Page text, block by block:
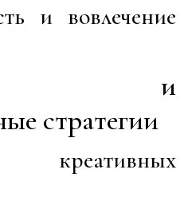
и вовлечение
и
стратегии